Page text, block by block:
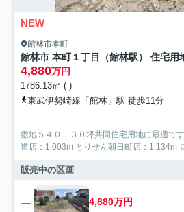
NEW
館林市本町
館林市 本町１丁目（館林駅） 住宅用
4,880万円
1786.13㎡ (-)
東武伊勢崎線「館林」駅 徒歩11分
敷地５４０．３０坪共同住宅用地に最適で
道店：1,003m とりせん朝日町店：1,134m
販売中の区画
4,880万円